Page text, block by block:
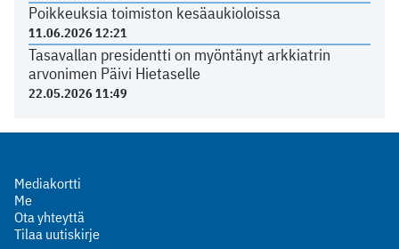
Poikkeuksia toimiston kesäaukioloissa
11.06.2026 12:21
Tasavallan presidentti on myöntänyt arkkiatrin
arvonimen Päivi Hietaselle
22.05.2026 11:49
Mediakortti
Me
Ota yhteyttä
Tilaa uutiskirje